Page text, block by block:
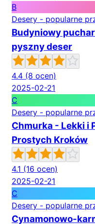
B
Desery - popularne
Budyniowy
pyszny deser
4.4 (8 ocen)
2025-02-21
C
Desery - popularne
Chmurka - Lekki i
Prostych Kroków
4.1 (16 ocen)
2025-02-21
C
Desery - popularne
Cynamonowo-